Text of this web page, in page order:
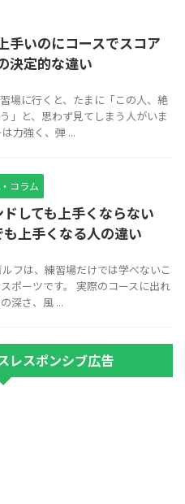
手いのにコースでスコア
決定的な違い
場に行くと、たまに「この人、絶
」と、思わず見てしまう人がいま
力強く、弾 ...
コラム
しても上手くならない
上手くなる人の違い
フは、練習場だけでは学べないこ
ポーツです。 実際のコースに出れ
深さ、風 ...
レスポンシブ広告